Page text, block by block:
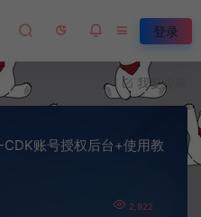
登录
我要投稿
账号授权后台+使用教
2,922